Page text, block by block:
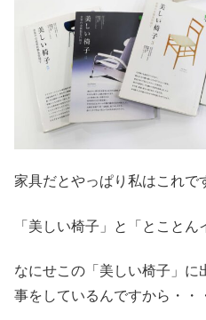
家具だとやっぱり私はこれで
「美しい椅子」と「とことん
なにせこの「美しい椅子」
事をしているんですから・・